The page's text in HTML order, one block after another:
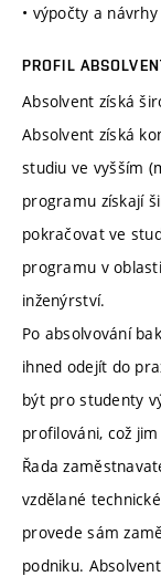
• výpočty a
PROFIL
Absolvent získá
Absolvent získá
studiu ve vyšším
programu získají
pokračovat ve
programu v
inženýrství.
Po absolvování
ihned odejít do
být pro studenty
profilováni, což
Řada
vzdělané
provede sám
podniku.